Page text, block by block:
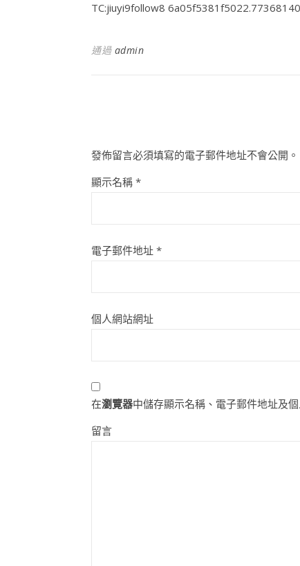
TC:jiuyi9follow8 6a05f5381f5022.77368140
通過 admin
發佈留言必須填寫的電子郵件地址不會公開。
顯示名稱 *
電子郵件地址 *
個人網站網址
在瀏覽器中儲存顯示名稱、電子郵件地址及
留言